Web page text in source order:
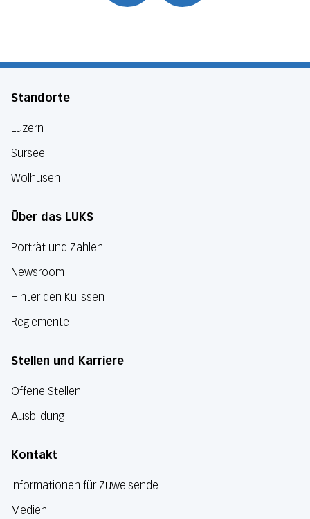
Standorte
Luzern
Sursee
Wolhusen
Über das LUKS
Porträt und Zahlen
Newsroom
Hinter den Kulissen
Reglemente
Stellen und Karriere
Offene Stellen
Ausbildung
Kontakt
Informationen für Zuweisende
Medien